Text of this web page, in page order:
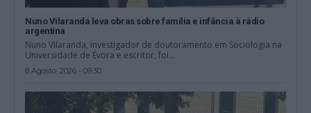
Nuno Vilaranda leva obras sobre família e infância à rádio
argentina
Nuno Vilaranda, investigador de doutoramento em Sociologia na
Universidade de Évora e escritor, foi...
8 Agosto, 2026 - 09:30